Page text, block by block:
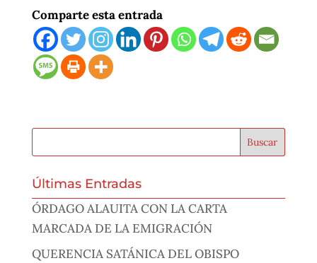
Comparte esta entrada
Últimas Entradas
ÓRDAGO ALAUITA CON LA CARTA
MARCADA DE LA EMIGRACIÓN
QUERENCIA SATÁNICA DEL OBISPO